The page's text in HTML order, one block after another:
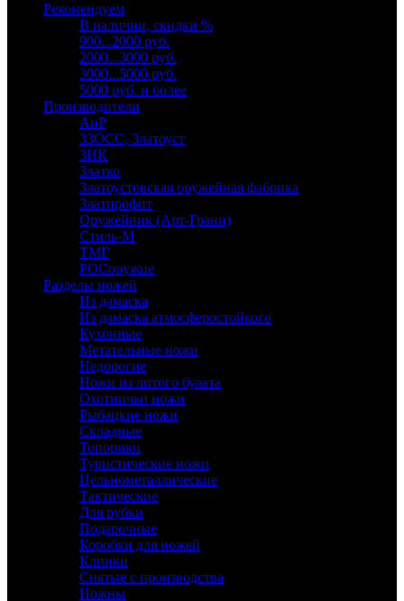
Рекомендуем
В наличии, скидки %
900...2000 руб.
2000...3000 руб.
3000...5000 руб.
5000 руб. и более
Производители
АиР
ЗЗОСС, Златоуст
ЗИК
Златко
Златоустовская оружейная фабрика
Златпрофит
Оружейник (Арт-Грани)
Стиль-М
ТМГ
РОСоружие
Разделы ножей
Из дамаска
Из дамаска атмосферостойкого
Кухонные
Метательные ножи
Недорогие
Ножи из литого булата
Охотничьи ножи
Рыбацкие ножи
Складные
Топорики
Туристические ножи
Цельнометаллические
Тактические
Для рубки
Подарочные
Коробки для ножей
Клинки
Снятые с производства
Ножны